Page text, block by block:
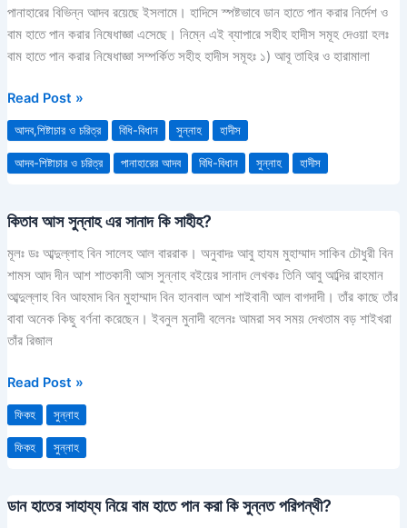
পানাহারের বিভিন্ন আদব রয়েছে ইসলামে। হাদিসে স্পষ্টভাবে ডান হাতে পান করার নির্দেশ ও
বাম হাতে পান করার নিষেধাজ্ঞা এসেছে। নিম্নে এই ব্যাপারে সহীহ হাদীস সমূহ দেওয়া হলঃ
বাম হাতে পান করার নিষেধাজ্ঞা সম্পর্কিত সহীহ হাদীস সমূহঃ ১) আবূ তাহির ও হারামালা
হাতে
করার
নির্দেশ
সম্পর্কিত
হাদীস
Read Post »
আদব,শিষ্টাচার ও চরিত্র বিধি-বিধান সুন্নাহ হাদীস
আদব-শিষ্টাচার ও চরিত্র পানাহারের আদব বিধি-বিধান সুন্নাহ হাদীস
কিতাব আস সুন্নাহ এর সানাদ কি সাহীহ?
মূলঃ ডঃ আব্দুল্লাহ বিন সালেহ আল বাররাক। অনুবাদঃ আবু হাযম মুহাম্মাদ সাকিব চৌধুরী বিন
শামস আদ দীন আশ শাতকানী আস সুন্নাহ বইয়ের সানাদ লেখকঃ তিনি আবু আব্দির রাহমান
আব্দুল্লাহ বিন আহমাদ বিন মুহাম্মাদ বিন হানবাল আশ শাইবানী আল বাগদাদী। তাঁর কাছে তাঁর
বাবা অনেক কিছু বর্ণনা করেছেন। ইবনুল মুনাদী বলেনঃ আমরা সব সময় দেখতাম বড় শাইখরা
তাঁর রিজাল
কিতাব
সুন্নাহ
সানাদ
Read Post »
ফিকহ সুন্নাহ
ফিকহ সুন্নাহ
ডান হাতের সাহায্য নিয়ে বাম হাতে পান করা কি সুন্নত পরিপন্থী?
ডান